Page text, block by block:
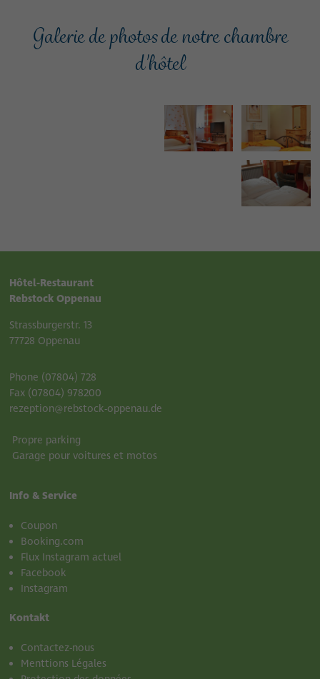
Galerie de photos de notre chambre
d'hôtel
Hôtel-Restaurant
Rebstock Oppenau
Strassburgerstr. 13
77728 Oppenau
Phone (07804) 728
Fax (07804) 978200
rezeption@rebstock-oppenau.de
Propre parking
Garage pour voitures et motos
Info & Service
Coupon
Booking.com
Flux Instagram actuel
Facebook
Instagram
Kontakt
Contactez-nous
Menttions Légales